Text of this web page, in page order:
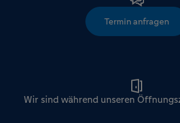
Termin anfragen
Wir sind während unseren